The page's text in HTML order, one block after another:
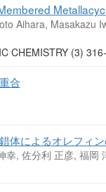
Aihara, Masakazu
CHEMISTRY (3)
合
体によるオレフィ
, 佐分利 正彦, 福岡